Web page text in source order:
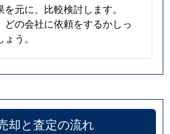
元に、比較検討します。
どの会社に依頼をするかしっ
う。
却と査定の流れ